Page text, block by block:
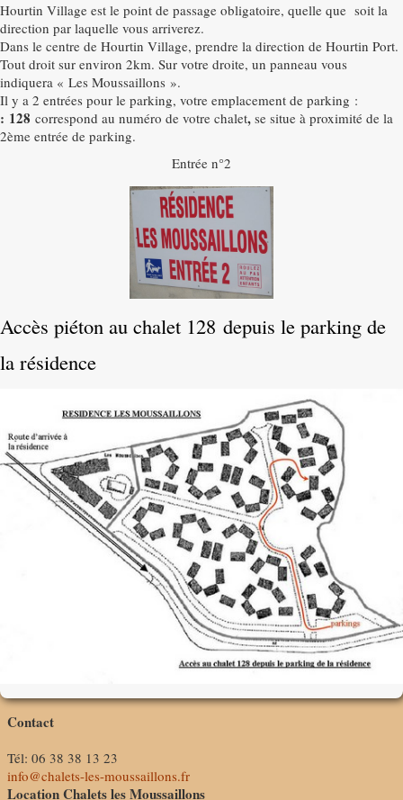
Activités▼
Galerie photos
Accès
Hourtin Village est le point de passage obligatoire, quelle que soit la
direction par laquelle vous arriverez.
Dans le centre de Hourtin Village, prendre la direction de Hourtin Port.
Tout droit sur environ 2km. Sur votre droite, un panneau vous
indiquera « Les Moussaillons ».
Il y a 2 entrées pour le parking, votre emplacement de parking :
: 128 correspond au numéro de votre chalet, se situe à proximité de la
2ème entrée de parking.
Entrée n°2
Accès piéton au chalet 128 depuis le parking de
la résidence
Contact
Tél: 06 38 38 13 23
info@chalets-les-moussaillons.fr
Location Chalets les Moussaillons